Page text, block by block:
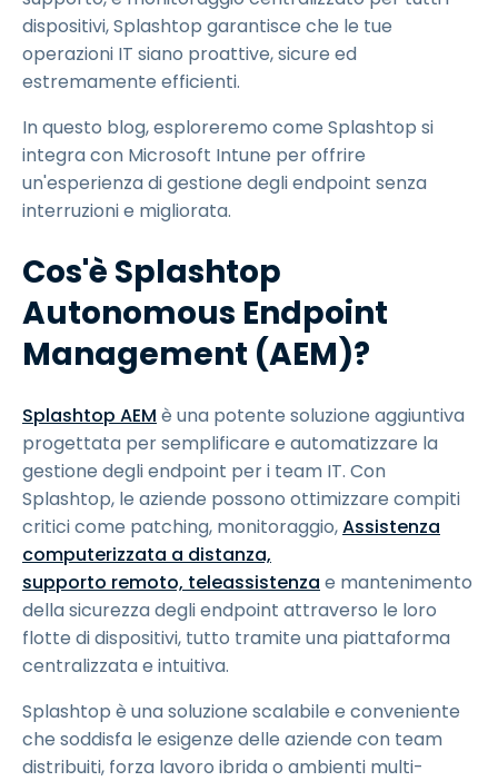
dispositivi, Splashtop garantisce che le tue
operazioni IT siano proattive, sicure ed
estremamente efficienti.
In questo blog, esploreremo come Splashtop si
integra con Microsoft Intune per offrire
un'esperienza di gestione degli endpoint senza
interruzioni e migliorata.
Cos'è Splashtop
Autonomous Endpoint
Management (AEM)?
Splashtop AEM è una potente soluzione aggiuntiva
progettata per semplificare e automatizzare la
gestione degli endpoint per i team IT. Con
Splashtop, le aziende possono ottimizzare compiti
critici come patching, monitoraggio,Assistenza
computerizzata a distanza,
supporto remoto, teleassistenza e mantenimento
della sicurezza degli endpoint attraverso le loro
flotte di dispositivi, tutto tramite una piattaforma
centralizzata e intuitiva.
Splashtop è una soluzione scalabile e conveniente
che soddisfa le esigenze delle aziende con team
distribuiti, forza lavoro ibrida o ambienti multi-